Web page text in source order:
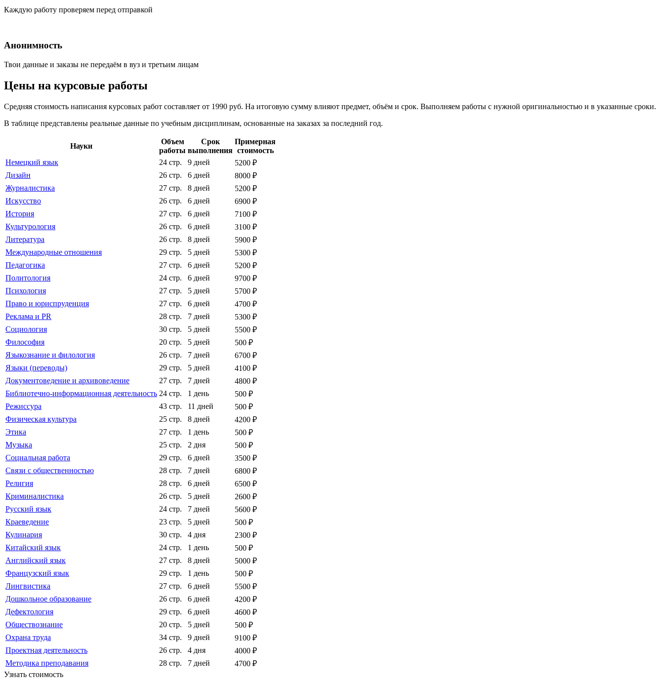
Каждую работу проверяем перед отправкой
Анонимность
Твои данные и заказы не передаём в вуз и третьим лицам
Цены на курсовые работы
Средняя стоимость написания курсовых работ составляет от 1990 руб. На итоговую сумму влияют предмет, объём и срок. Выполняем работы с нужной оригинальностью и в указанные сроки.
В таблице представлены реальные данные по учебным дисциплинам, основанные на заказах за последний год.
Науки
Объем
работы
Срок
выполнения
Примерная
стоимость
Немецкий язык
24 стр. 9 дней
5200 ₽
Дизайн
26 стр. 6 дней
8000 ₽
Журналистика
27 стр. 8 дней
5200 ₽
Искусство
26 стр. 6 дней
6900 ₽
История
27 стр. 6 дней
7100 ₽
Культурология
26 стр. 6 дней
3100 ₽
Литература
26 стр. 8 дней
5900 ₽
Международные отношения
29 стр. 5 дней
5300 ₽
Педагогика
27 стр. 6 дней
5200 ₽
Политология
24 стр. 6 дней
9700 ₽
Психология
27 стр. 5 дней
5700 ₽
Право и юриспруденция
27 стр. 6 дней
4700 ₽
Реклама и PR
28 стр. 7 дней
5300 ₽
Социология
30 стр. 5 дней
5500 ₽
Философия
20 стр. 5 дней
500 ₽
Языкознание и филология
26 стр. 7 дней
6700 ₽
Языки (переводы)
29 стр. 5 дней
4100 ₽
Документоведение и архивоведение
27 стр. 7 дней
4800 ₽
Библиотечно-информационная деятельность 24 стр. 1 день
500 ₽
Режиссура
43 стр. 11 дней
500 ₽
Физическая культура
25 стр. 8 дней
4200 ₽
Этика
27 стр. 1 день
500 ₽
Музыка
25 стр. 2 дня
500 ₽
Социальная работа
29 стр. 6 дней
3500 ₽
Связи с общественностью
28 стр. 7 дней
6800 ₽
Религия
28 стр. 6 дней
6500 ₽
Криминалистика
26 стр. 5 дней
2600 ₽
Русский язык
24 стр. 7 дней
5600 ₽
Краеведение
23 стр. 5 дней
500 ₽
Кулинария
30 стр. 4 дня
2300 ₽
Китайский язык
24 стр. 1 день
500 ₽
Английский язык
27 стр. 8 дней
5000 ₽
Французский язык
29 стр. 1 день
500 ₽
Лингвистика
27 стр. 6 дней
5500 ₽
Дошкольное образование
26 стр. 6 дней
4200 ₽
Дефектология
29 стр. 6 дней
4600 ₽
Обществознание
20 стр. 5 дней
500 ₽
Охрана труда
34 стр. 9 дней
9100 ₽
Проектная деятельность
26 стр. 4 дня
4000 ₽
Методика преподавания
28 стр. 7 дней
4700 ₽
Узнать стоимость